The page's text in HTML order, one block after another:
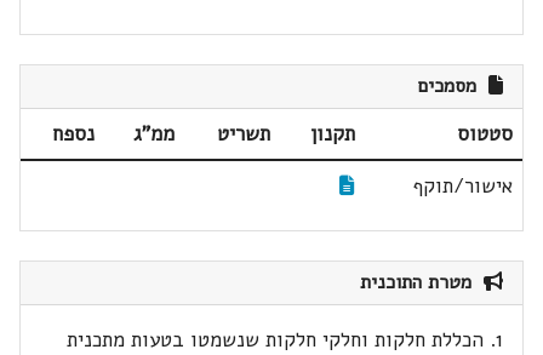
מסמכים
סטטוס תקנון תשריט ממ"ג
נספח
אישור/תוקף
מטרת התוכנית
1. הכללת חלקות וחלקי חלקות שנשמטו בטעות מתכנית